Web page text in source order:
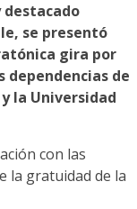
se presentó
gira por
dependencias de
la Universidad
con las
la gratuidad de la